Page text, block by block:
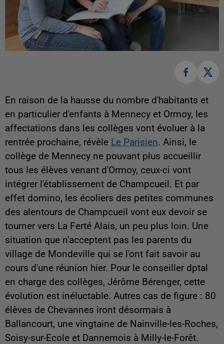
En raison de la hausse du nombre d'habitants et
en particulier d'enfants à Mennecy et Ormoy, les
affectations dans les collèges vont évoluer à la
rentrée prochaine, révèle Le Parisien. Ainsi, le
collège de Mennecy ne pouvant plus accueillir
tous les élèves venant d'Ormoy, ceux-ci vont
intégrer l'établissement de Champcueil. Et par
effet domino, les écoliers des petites communes
des alentours de Champcueil vont eux devoir se
tourner vers La Ferté Alais, un peu plus loin. Une
situation que n'acceptent pas les parents du
village de Mondeville qui se l'ont fait savoir au
cours d'une réunion hier. Pour le conseiller dptal
en charge des collèges, Jérôme Bérenger, cette
évolution est inéluctable. Autres cas de figure : 80
élèves de Chevannes iront désormais à
Ballancourt, une vingtaine de Nainville-les-Roches,
Soisy-sur-Ecole et Dannemois à Milly-le-Forêt.